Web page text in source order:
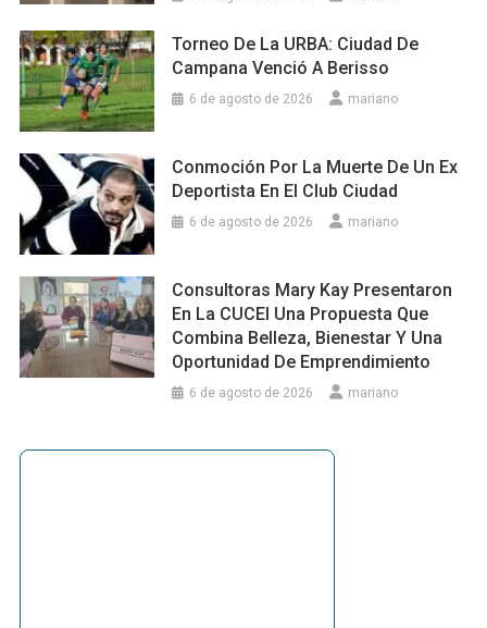
Torneo De La URBA: Ciudad De
Campana Venció A Berisso
6 de agosto de 2026 mariano
Conmoción Por La Muerte De Un Ex
Deportista En El Club Ciudad
6 de agosto de 2026 mariano
Consultoras Mary Kay Presentaron
En La CUCEI Una Propuesta Que
Combina Belleza, Bienestar Y Una
Oportunidad De Emprendimiento
6 de agosto de 2026 mariano